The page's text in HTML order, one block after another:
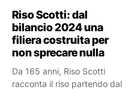
Riso Scotti: dal
bilancio 2024 una
filiera costruita per
non sprecare nulla
Da 165 anni, Riso Scotti
racconta il riso partendo dal